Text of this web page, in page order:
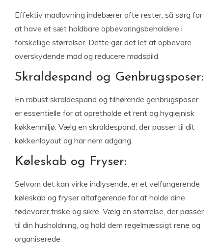
Effektiv madlavning indebærer ofte rester, så sørg for
at have et sæt holdbare opbevaringsbeholdere i
forskellige størrelser. Dette gør det let at opbevare
overskydende mad og reducere madspild.
Skraldespand og Genbrugsposer:
En robust skraldespand og tilhørende genbrugsposer
er essentielle for at opretholde et rent og hygiejnisk
køkkenmiljø. Vælg en skraldespand, der passer til dit
køkkenlayout og har nem adgang.
Køleskab og Fryser:
Selvom det kan virke indlysende, er et velfungerende
køleskab og fryser altafgørende for at holde dine
fødevarer friske og sikre. Vælg en størrelse, der passer
til din husholdning, og hold dem regelmæssigt rene og
organiserede.